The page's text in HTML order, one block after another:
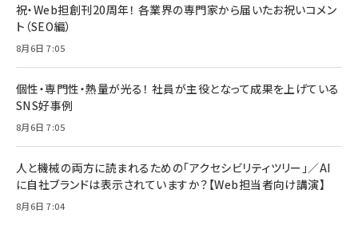
祝・Web担創刊20周年！ 各業界の専門家から届いたお祝いコメン
ト（SEO編）
8月6日 7:05
個性・専門性・熱量が光る！ 社員が主役となって成果を上げている
SNS好事例
8月6日 7:05
人と機械の両方に読まれるための「アクセシビリティツリー」／AI
に自社ブランドは表示されていますか？【Web担当者向け講演】
8月6日 7:04